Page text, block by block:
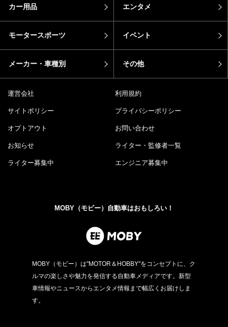
カー用品 エンタメ
モータースポーツ イベント
メーカー・車種別 その他
運営会社 利用規約
サイトポリシー プライバシーポリシー
オプトアウト お問い合わせ
お知らせ ライター・監修者一覧
ライター募集中 エンジニア募集中
MOBY（モビー）自動車はおもしろい！
MOBY（モビー）は"MOTOR＆HOBBY"をコンセプトに、ク
ルマの楽しさや魅力を発信する自動車メディアです。新型
車情報やニュースからエンタメ情報まで幅広くお届けしま
す。